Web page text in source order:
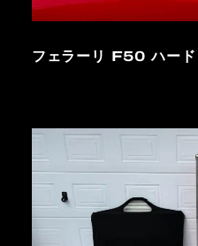
フェラーリ F50 ハード